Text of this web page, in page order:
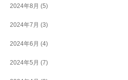
2024年8月 (5)
2024年7月 (3)
2024年6月 (4)
2024年5月 (7)